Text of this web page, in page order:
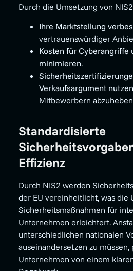
Durch die Umsetzung von
Ihre Marktstellung
vertrauenswürdiger
Kosten für Cyberangriffe
minimieren.
Verkaufsargument nutzen
Mitbewerbern
Standardisierte
Effizienz
Durch NIS2 werden
der EU vereinheitlicht, was die
Sicherheitsmaßnahmen für
Unternehmen erleichtert.
unterschiedlichen nationalen
auseinandersetzen zu
Unternehmen von einem